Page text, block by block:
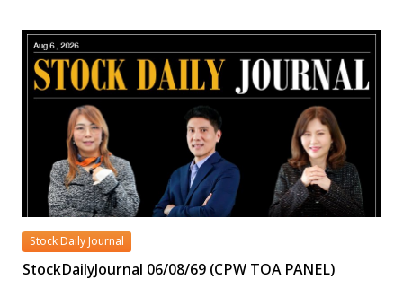
Stock Daily Journal
StockDailyJournal 06/08/69 (CPW TOA PANEL)